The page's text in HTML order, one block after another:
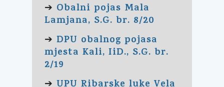
➔ Obalni pojas Mala
Lamjana, S.G. br. 8/20
➔ DPU obalnog pojasa
mjesta Kali, IiD., S.G. br.
2/19